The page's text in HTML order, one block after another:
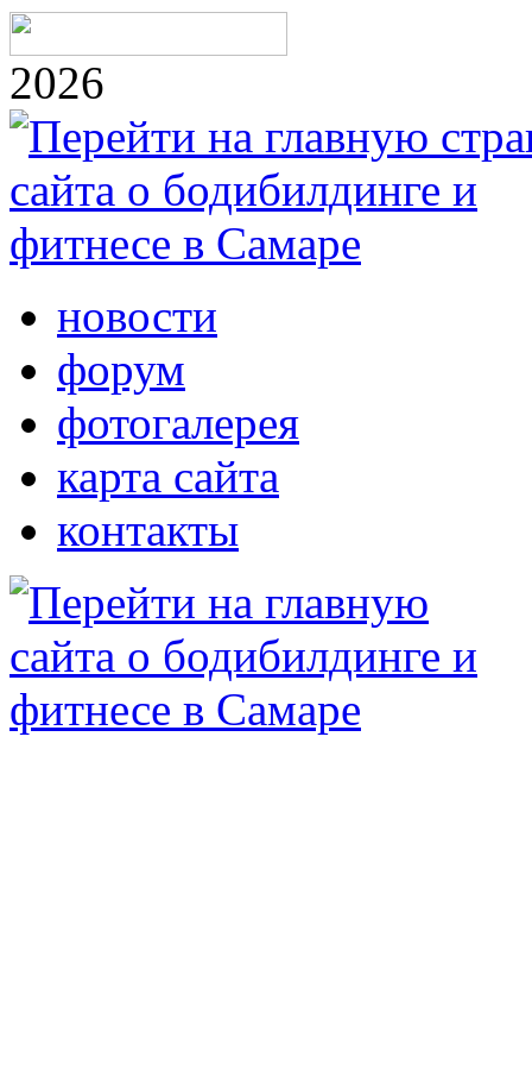
2026
новости
форум
фотогалерея
карта сайта
контакты